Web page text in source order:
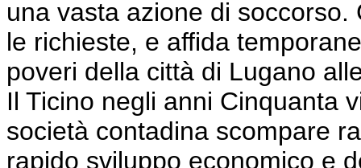
una vasta azione di
le richieste, e affida
poveri della città di Lugano
Il Ticino negli anni Cinquanta
società contadina scompare
rapido sviluppo economico e